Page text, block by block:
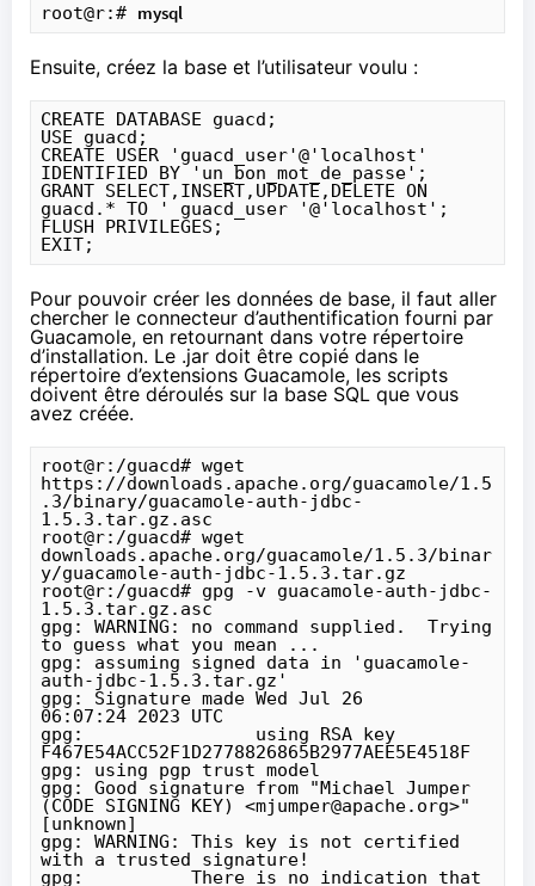
root@r:# mysql
Ensuite, créez la base et l’utilisateur voulu :
CREATE DATABASE guacd;
USE guacd;
CREATE USER 'guacd_user'@'localhost'
IDENTIFIED BY 'un_bon_mot_de_passe';
GRANT SELECT,INSERT,UPDATE,DELETE ON
guacd.* TO ' guacd_user '@'localhost';
FLUSH PRIVILEGES;
EXIT;
Pour pouvoir créer les données de base, il faut aller
chercher le connecteur d’authentification fourni par
Guacamole, en retournant dans votre répertoire
d’installation. Le .jar doit être copié dans le
répertoire d’extensions Guacamole, les scripts
doivent être déroulés sur la base SQL que vous
avez créée.
root@r:/guacd# wget
https://downloads.apache.org/guacamole/1.5
.3/binary/guacamole-auth-jdbc-
1.5.3.tar.gz.asc
root@r:/guacd# wget
downloads.apache.org/guacamole/1.5.3/binar
y/guacamole-auth-jdbc-1.5.3.tar.gz
root@r:/guacd# gpg -v guacamole-auth-jdbc-
1.5.3.tar.gz.asc
gpg: WARNING: no command supplied.  Trying
to guess what you mean ...
gpg: assuming signed data in 'guacamole-
auth-jdbc-1.5.3.tar.gz'
gpg: Signature made Wed Jul 26
06:07:24 2023 UTC
gpg:                using RSA key
F467E54ACC52F1D2778826865B2977AEE5E4518F
gpg: using pgp trust model
gpg: Good signature from "Michael Jumper
(CODE SIGNING KEY) <mjumper@apache.org>"
[unknown]
gpg: WARNING: This key is not certified
with a trusted signature!
gpg:          There is no indication that